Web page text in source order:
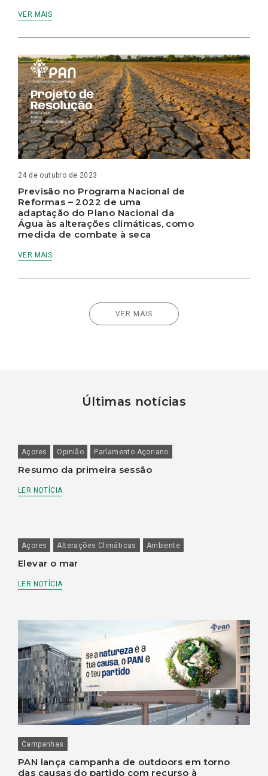
VER MAIS
24 de outubro de 2023
Previsão no Programa Nacional de
Reformas – 2022 de uma
adaptação do Plano Nacional da
Água às alterações climáticas, como
medida de combate à seca
VER MAIS
VER MAIS
Últimas notícias
Açores Opinião Parlamento Açoriano
Resumo da primeira sessão
LER NOTÍCIA
Açores Alterações Climáticas Ambiente
Elevar o mar
LER NOTÍCIA
Campanhas
PAN lança campanha de outdoors em torno
das causas do partido com recurso à